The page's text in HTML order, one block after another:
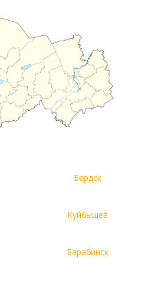
Бердск
Куйбышев
Барабинск